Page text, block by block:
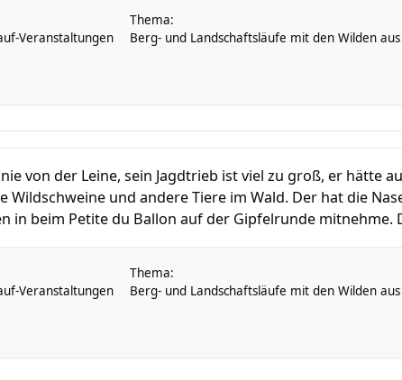
Veranstaltungen
Thema:
Berg- und Landschaftsläufe mit den Wilden
von der Leine, sein Jagdtrieb ist viel zu groß, er hätte
Wildschweine und andere Tiere im Wald. Der hat die
in beim Petite du Ballon auf der Gipfelrunde mitnehme.
Veranstaltungen
Thema:
Berg- und Landschaftsläufe mit den Wilden